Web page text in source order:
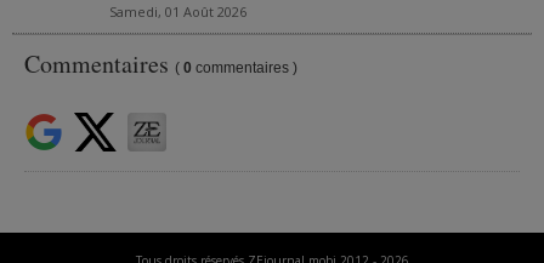
Samedi, 01 Août 2026
Commentaires ( 0 commentaires )